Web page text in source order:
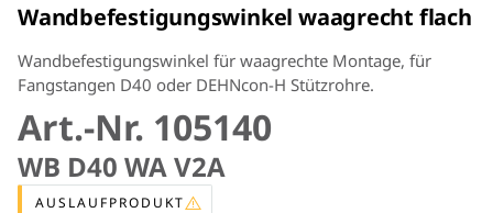
Wandbefestigungswinkel waagrecht flach
Wandbefestigungswinkel für waagrechte Montage, für
Fangstangen D40 oder DEHNcon-H Stützrohre.
Art.-Nr. 105140
WB D40 WA V2A
AUSLAUFPRODUKT